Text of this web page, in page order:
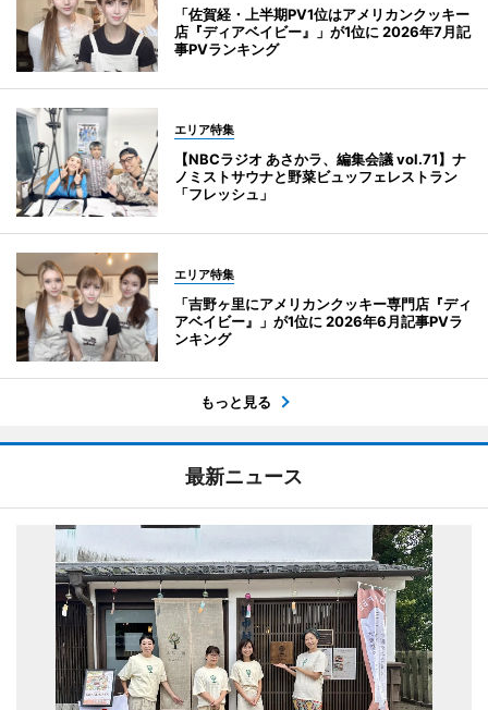
「佐賀経・上半期PV1位はアメリカンクッキー
店『ディアベイビー』」が1位に 2026年7月記
事PVランキング
エリア特集
【NBCラジオ あさかラ、編集会議 vol.71】ナ
ノミストサウナと野菜ビュッフェレストラン
「フレッシュ」
エリア特集
「吉野ヶ里にアメリカンクッキー専門店『ディ
アベイビー』」が1位に 2026年6月記事PVラ
ンキング
もっと見る
最新ニュース